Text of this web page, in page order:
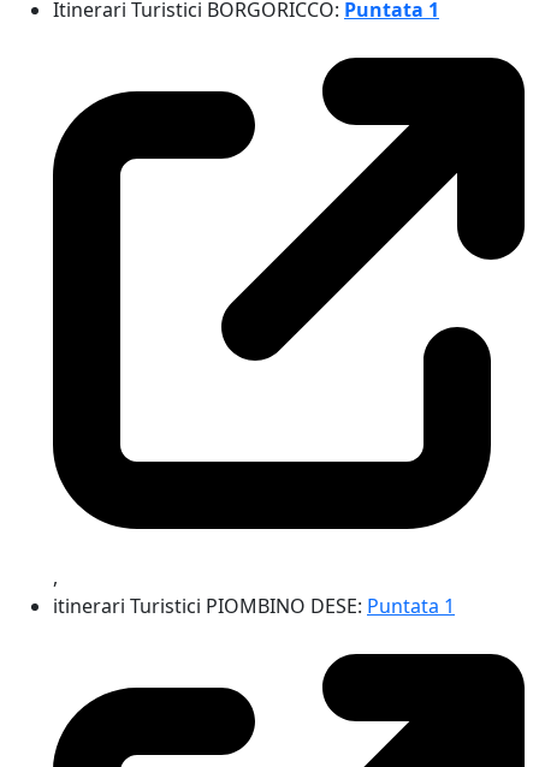
Itinerari Turistici BORGORICCO: Puntata 1
,
itinerari Turistici PIOMBINO DESE: Puntata 1